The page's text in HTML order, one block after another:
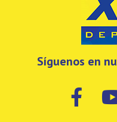
Síguenos en